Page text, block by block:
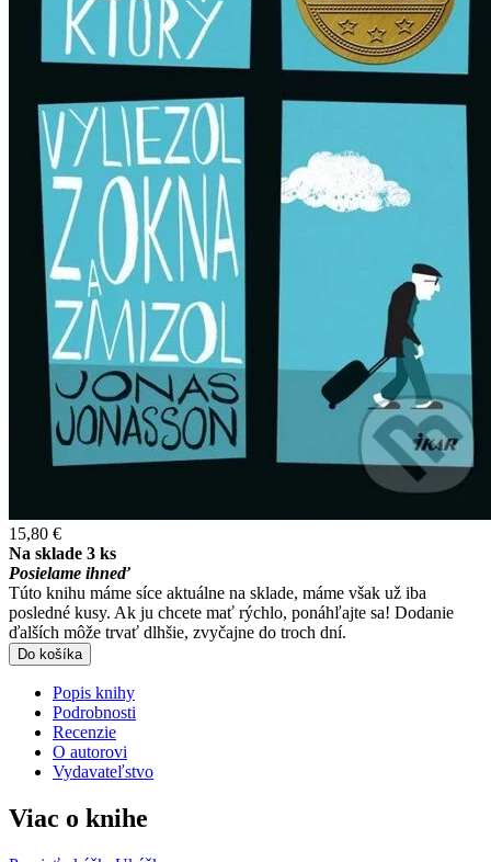
15,80 €
Na sklade 3 ks
Posielame ihneď
Túto knihu máme síce aktuálne na sklade, máme však už iba
posledné kusy. Ak ju chcete mať rýchlo, ponáhľajte sa! Dodanie
ďalších môže trvať dlhšie, zvyčajne do troch dní.
Do košíka
Popis knihy
Podrobnosti
Recenzie
O autorovi
Vydavateľstvo
Viac o knihe